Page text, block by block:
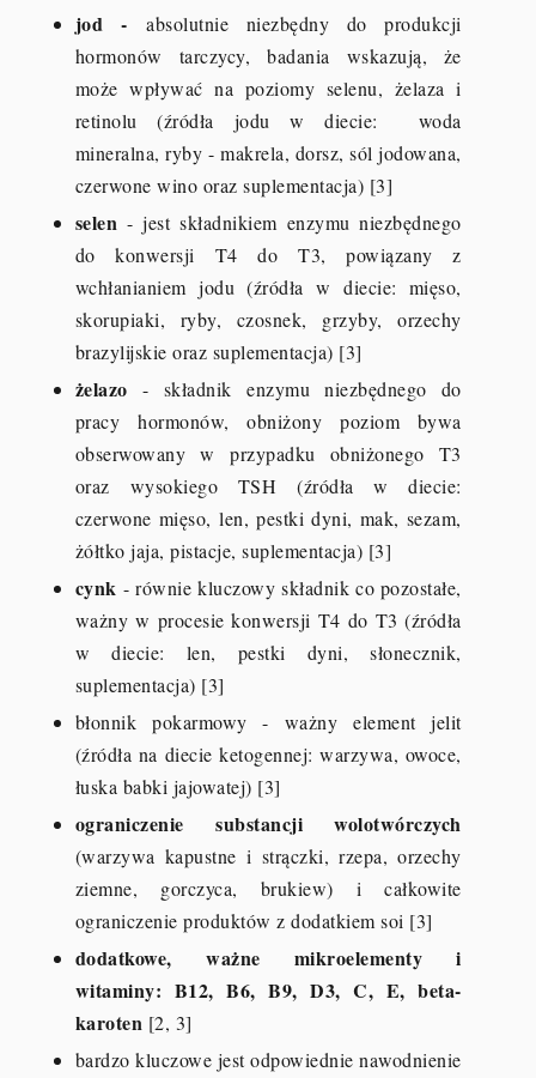
jod -absolutnie niezbędny do produkcji
hormonów tarczycy, badania wskazują, że
może wpływać na poziomy selenu, żelaza i
retinolu (źródła jodu w diecie: woda
mineralna, ryby - makrela, dorsz, sól jodowana,
czerwone wino oraz suplementacja) [3]
selen - jest składnikiem enzymu niezbędnego
do konwersji T4 do T3, powiązany z
wchłanianiem jodu (źródła w diecie: mięso,
skorupiaki, ryby, czosnek, grzyby, orzechy
brazylijskie oraz suplementacja) [3]
żelazo - składnik enzymu niezbędnego do
pracy hormonów, obniżony poziom bywa
obserwowany w przypadku obniżonego T3
oraz wysokiego TSH (źródła w diecie:
czerwone mięso, len, pestki dyni, mak, sezam,
żółtko jaja, pistacje, suplementacja) [3]
cynk - równie kluczowy składnik co pozostałe,
ważny w procesie konwersji T4 do T3 (źródła
w diecie: len, pestki dyni, słonecznik,
suplementacja) [3]
błonnik pokarmowy - ważny element jelit
(źródła na diecie ketogennej: warzywa, owoce,
łuska babki jajowatej) [3]
ograniczenie substancji wolotwórczych
(warzywa kapustne i strączki, rzepa, orzechy
ziemne, gorczyca, brukiew) i całkowite
ograniczenie produktów z dodatkiem soi [3]
dodatkowe, ważne mikroelementy i
witaminy: B12, B6, B9, D3, C, E, beta-
karoten [2, 3]
bardzo kluczowe jest odpowiednie nawodnienie